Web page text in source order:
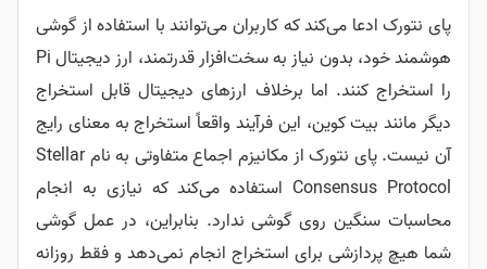
پای نتورک ادعا می‌کند که کاربران می‌توانند با استفاده از گوشی
هوشمند خود، بدون نیاز به سخت‌افزار قدرتمند، ارز دیجیتال Pi
را استخراج کنند. اما برخلاف ارزهای دیجیتال قابل استخراج
دیگر مانند بیت کوین، این فرآیند واقعاً استخراج به معنای رایج
آن نیست. پای نتورک از مکانیزم اجماع متفاوتی به نام Stellar
Consensus Protocol استفاده می‌کند که نیازی به انجام
محاسبات سنگین روی گوشی ندارد. بنابراین، در عمل گوشی
شما هیچ پردازشی برای استخراج انجام نمی‌دهد و فقط روزانه